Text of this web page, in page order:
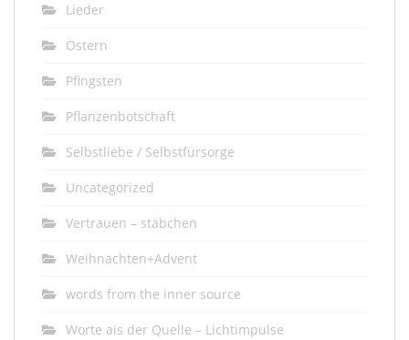
Lieder
Ostern
Pfingsten
Pflanzenbotschaft
Selbstliebe / Selbstfürsorge
Uncategorized
Vertrauen – stäbchen
Weihnachten+Advent
words from the inner source
Worte ais der Quelle – Lichtimpulse